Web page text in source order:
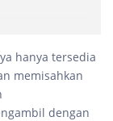
hanya tersedia
memisahkan
dengan